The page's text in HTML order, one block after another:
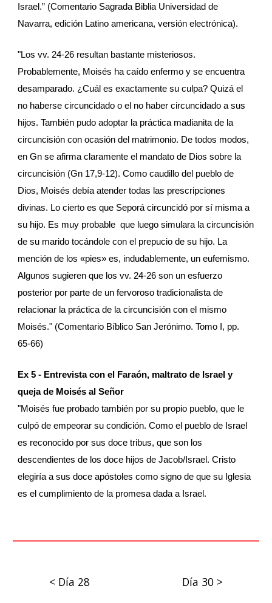
Israel.” (Comentario Sagrada Biblia Universidad de
Navarra, edición Latino americana, versión electrónica).
"Los vv. 24-26 resultan bastante misteriosos.
Probablemente, Moisés ha caído enfermo y se encuentra
desamparado. ¿Cuál es exactamente su culpa? Quizá el
no haberse circuncidado o el no haber circuncidado a sus
hijos. También pudo adoptar la práctica madianita de la
circuncisión con ocasión del matrimonio. De todos modos,
en Gn se afirma claramente el mandato de Dios sobre la
circuncisión (Gn 17,9-12). Como caudillo del pueblo de
Dios, Moisés debía atender todas las prescripciones
divinas. Lo cierto es que Seporá circuncidó por sí misma a
su hijo. Es muy probable  que luego simulara la circuncisión
de su marido tocándole con el prepucio de su hijo. La
mención de los «pies» es, indudablemente, un eufemismo.
Algunos sugieren que los vv. 24-26 son un esfuerzo
posterior por parte de un fervoroso tradicionalista de
relacionar la práctica de la circuncisión con el mismo
Moisés." (Comentario Bíblico San Jerónimo. Tomo I, pp.
65-66)
Ex 5 - Entrevista con el Faraón, maltrato de Israel y
queja de Moisés al Señor
"Moisés fue probado también por su propio pueblo, que le
culpó de empeorar su condición. Como el pueblo de Israel
es reconocido por sus doce tribus, que son los
descendientes de los doce hijos de Jacob/Israel. Cristo
elegiría a sus doce apóstoles como signo de que su Iglesia
es el cumplimiento de la promesa dada a Israel.
< Día 28 Día 30 >